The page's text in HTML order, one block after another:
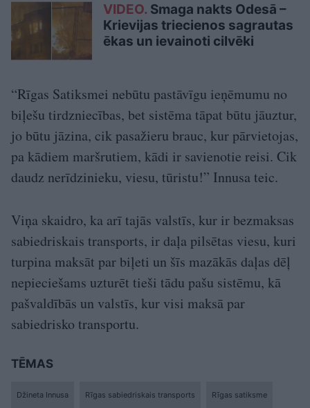
VIDEO. Smaga nakts Odesā –
Krievijas triecienos sagrautas
ēkas un ievainoti cilvēki
“Rīgas Satiksmei nebūtu pastāvīgu ieņēmumu no
biļešu tirdzniecības, bet sistēma tāpat būtu jāuztur,
jo būtu jāzina, cik pasažieru brauc, kur pārvietojas,
pa kādiem maršrutiem, kādi ir savienotie reisi. Cik
daudz nerīdzinieku, viesu, tūristu!” Innusa teic.
Viņa skaidro, ka arī tajās valstīs, kur ir bezmaksas
sabiedriskais transports, ir daļa pilsētas viesu, kuri
turpina maksāt par biļeti un šīs mazākās daļas dēļ
nepieciešams uzturēt tieši tādu pašu sistēmu, kā
pašvaldībās un valstīs, kur visi maksā par
sabiedrisko transportu.
TĒMAS
Džineta Innusa Rīgas sabiedriskais transports Rīgas satiksme